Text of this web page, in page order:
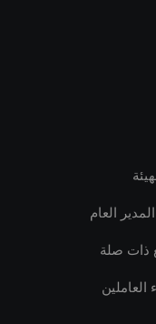
العام
ذات صلة
العاملين